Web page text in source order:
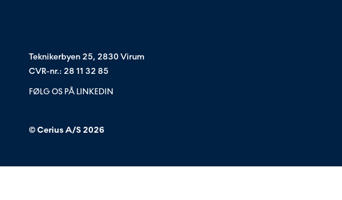
Teknikerbyen 25, 2830 Virum
CVR-nr.: 28 11 32 85
FØLG OS PÅ LINKEDIN
© Cerius A/S 2026